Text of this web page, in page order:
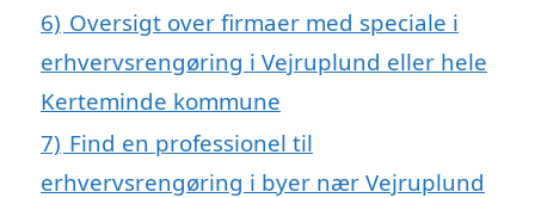
6) Oversigt over firmaer med speciale i
erhvervsrengøring i Vejruplund eller hele
Kerteminde kommune
7) Find en professionel til
erhvervsrengøring i byer nær Vejruplund